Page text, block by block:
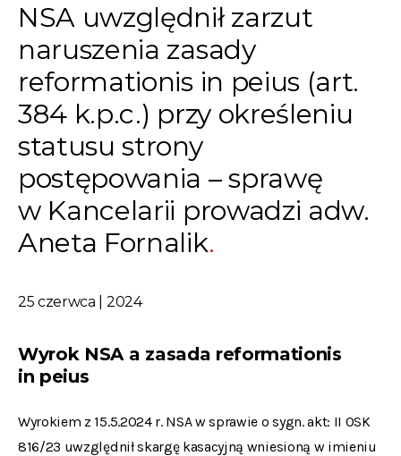
NSA uwzględnił zarzut
naruszenia zasady
reformationis in peius (art.
384 k.p.c.) przy określeniu
statusu strony
postępowania – sprawę
w Kancelarii prowadzi adw.
Aneta Fornalik
25 czerwca | 2024
Wyrok NSA a zasada reformationis
in peius
Wyrokiem z 15.5.2024 r. NSA w sprawie o sygn. akt: II OSK
816/23 uwzględnił skargę kasacyjną wniesioną w imieniu